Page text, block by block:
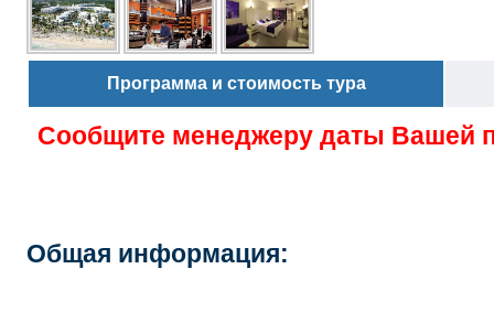
Программа и стоимость тура
Сообщите менеджеру даты Вашей
Общая информация: